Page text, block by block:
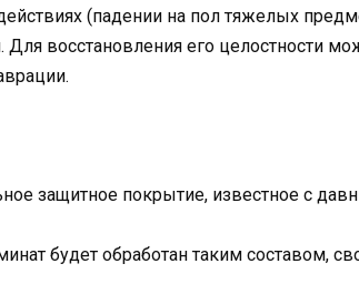
(падении на пол тяжелых
Для восстановления его целостности
защитное покрытие, известное с
будет обработан таким составом,